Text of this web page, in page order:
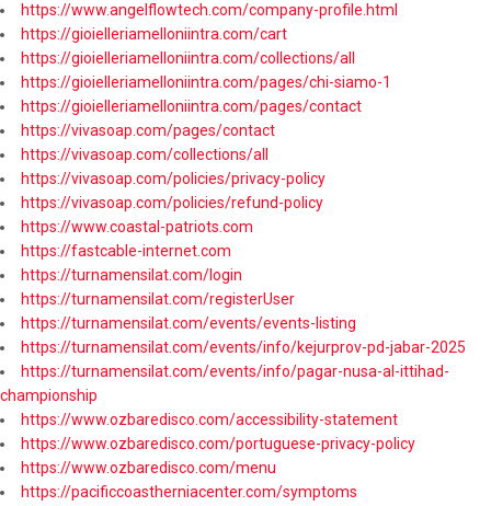
https://www.angelflowtech.com/company-profile.html
https://gioielleriamelloniintra.com/cart
https://gioielleriamelloniintra.com/collections/all
https://gioielleriamelloniintra.com/pages/chi-siamo-1
https://gioielleriamelloniintra.com/pages/contact
https://vivasoap.com/pages/contact
https://vivasoap.com/collections/all
https://vivasoap.com/policies/privacy-policy
https://vivasoap.com/policies/refund-policy
https://www.coastal-patriots.com
https://fastcable-internet.com
https://turnamensilat.com/login
https://turnamensilat.com/registerUser
https://turnamensilat.com/events/events-listing
https://turnamensilat.com/events/info/kejurprov-pd-jabar-2025
https://turnamensilat.com/events/info/pagar-nusa-al-ittihad-
championship
https://www.ozbaredisco.com/accessibility-statement
https://www.ozbaredisco.com/portuguese-privacy-policy
https://www.ozbaredisco.com/menu
https://pacificcoastherniacenter.com/symptoms